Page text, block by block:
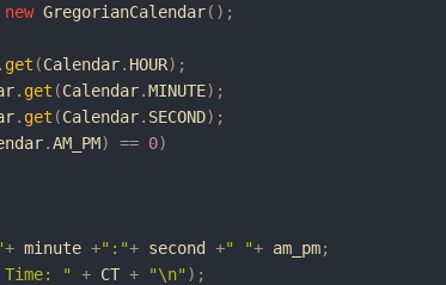
new GregorianCalendar( ) ;
. get (Calendar. HOUR) ;
. get (Calendar.MINUTE) ;
. get (Calendar. SECOND) ;
.AM_PM) == 0)
+ minute +":"+ second +" "+ am_pm;
" + CT + "\n" ) ;